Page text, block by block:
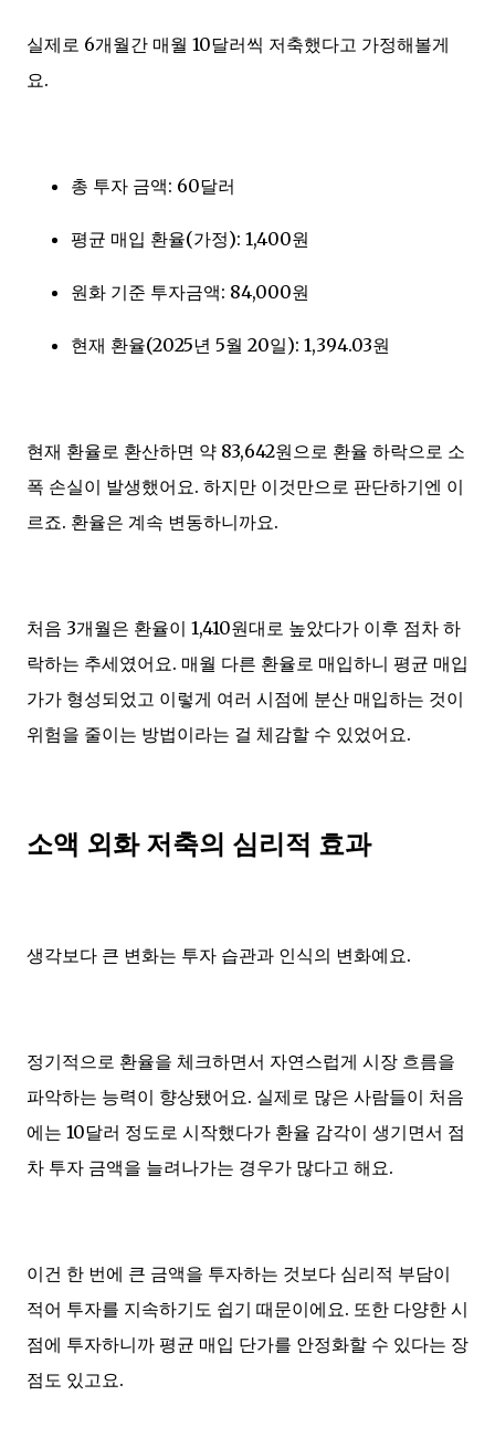
실제로 6개월간 매월 10달러씩 저축했다고 가정해볼게
요.
총 투자 금액: 60달러
평균 매입 환율(가정): 1,400원
원화 기준 투자금액: 84,000원
현재 환율(2025년 5월 20일): 1,394.03원
현재 환율로 환산하면 약 83,642원으로 환율 하락으로 소
폭 손실이 발생했어요. 하지만 이것만으로 판단하기엔 이
르죠. 환율은 계속 변동하니까요.
처음 3개월은 환율이 1,410원대로 높았다가 이후 점차 하
락하는 추세였어요. 매월 다른 환율로 매입하니 평균 매입
가가 형성되었고 이렇게 여러 시점에 분산 매입하는 것이
위험을 줄이는 방법이라는 걸 체감할 수 있었어요.
소액 외화 저축의 심리적 효과
생각보다 큰 변화는 투자 습관과 인식의 변화예요.
정기적으로 환율을 체크하면서 자연스럽게 시장 흐름을
파악하는 능력이 향상됐어요. 실제로 많은 사람들이 처음
에는 10달러 정도로 시작했다가 환율 감각이 생기면서 점
차 투자 금액을 늘려나가는 경우가 많다고 해요.
이건 한 번에 큰 금액을 투자하는 것보다 심리적 부담이
적어 투자를 지속하기도 쉽기 때문이에요. 또한 다양한 시
점에 투자하니까 평균 매입 단가를 안정화할 수 있다는 장
점도 있고요.